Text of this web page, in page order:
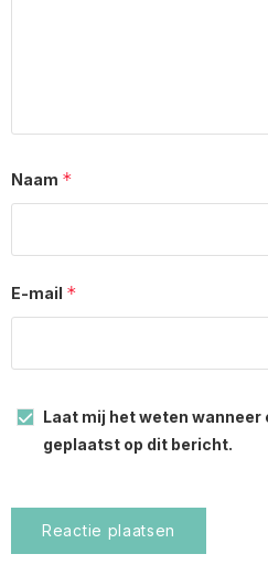
Naam *
E-mail *
Laat mij het weten
geplaatst op dit bericht.